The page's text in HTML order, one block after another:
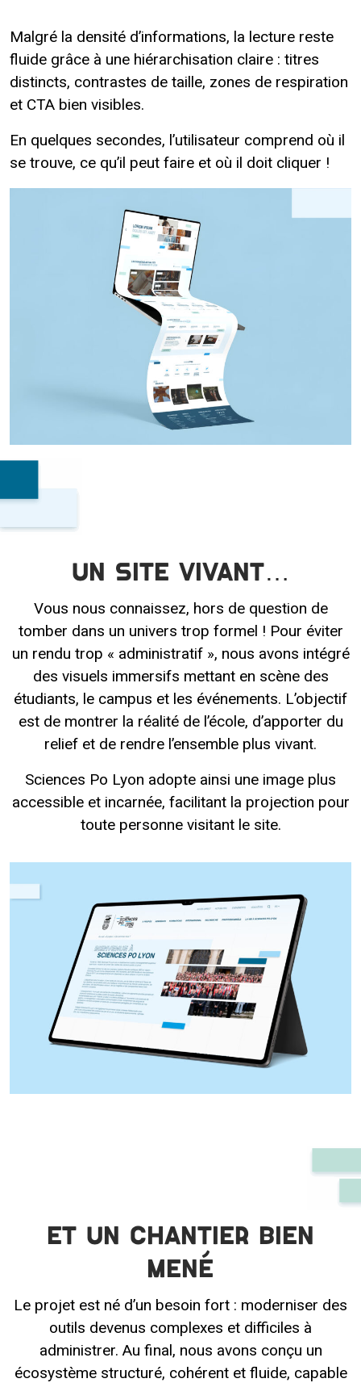
Malgré la densité d’informations, la lecture reste
fluide grâce à une hiérarchisation claire : titres
distincts, contrastes de taille, zones de respiration
et CTA bien visibles.
En quelques secondes, l’utilisateur comprend où il
se trouve, ce qu’il peut faire et où il doit cliquer !
Un site vivant…
Vous nous connaissez, hors de question de
tomber dans un univers trop formel ! Pour éviter
un rendu trop « administratif », nous avons intégré
des visuels immersifs mettant en scène des
étudiants, le campus et les événements. L’objectif
est de montrer la réalité de l’école, d’apporter du
relief et de rendre l’ensemble plus vivant.
Sciences Po Lyon adopte ainsi une image plus
accessible et incarnée, facilitant la projection pour
toute personne visitant le site.
Et un chantier bien
mené
Le projet est né d’un besoin fort : moderniser des
outils devenus complexes et difficiles à
administrer. Au final, nous avons conçu un
écosystème structuré, cohérent et fluide, capable